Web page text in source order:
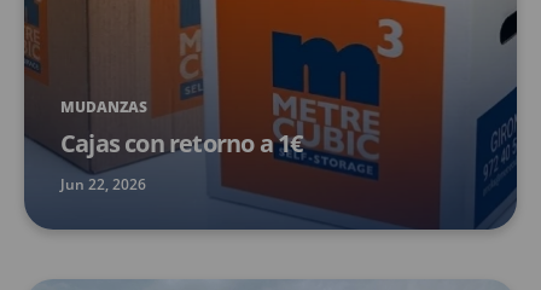
MUDANZAS
Cajas con retorno a 1€
Jun 22, 2026